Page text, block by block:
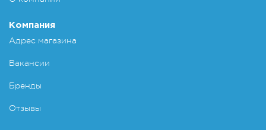
Компания
Адрес магазина
Вакансии
Бренды
Отзывы